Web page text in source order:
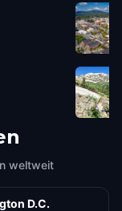
weltweit
D.C.